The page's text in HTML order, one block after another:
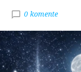
0 komente